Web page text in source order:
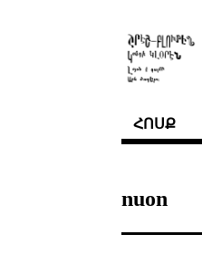
ՀՈՍՔ
nuon